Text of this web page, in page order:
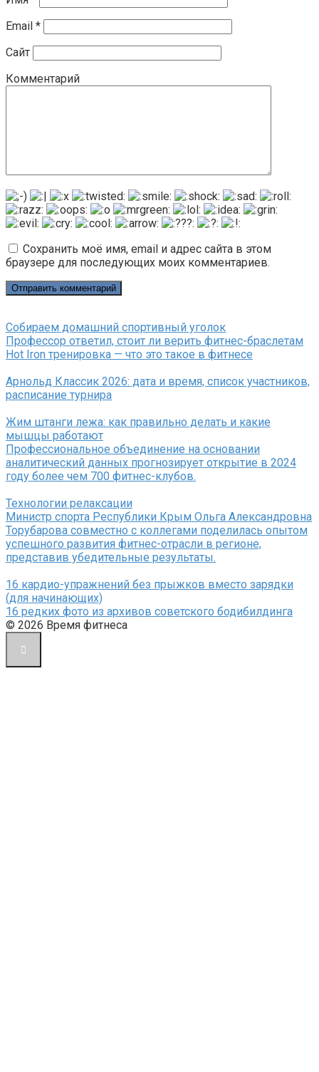
Email *
Сайт
Комментарий
Сохранить моё имя, email и адрес сайта в этом
браузере для последующих моих комментариев.
Собираем домашний спортивный уголок
Профессор ответил, стоит ли верить фитнес-браслетам
Hot Iron тренировка — что это такое в фитнесе
Арнольд Классик 2026: дата и время, список участников,
расписание турнира
Жим штанги лежа: как правильно делать и какие
мышцы работают
Профессиональное объединение на основании
аналитический данных прогнозирует открытие в 2024
году более чем 700 фитнес-клубов.
Технологии релаксации
Министр спорта Республики Крым Ольга Александровна
Торубарова совместно с коллегами поделилась опытом
успешного развития фитнес-отрасли в регионе,
представив убедительные результаты.
16 кардио-упражнений без прыжков вместо зарядки
(для начинающих)
16 редких фото из архивов советского бодибилдинга
© 2026 Время фитнеса